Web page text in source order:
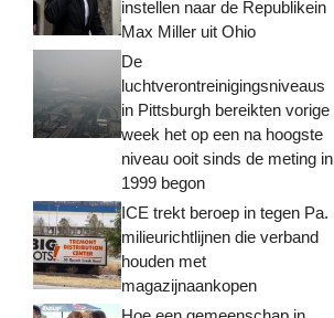
instellen naar de Republikein
Max Miller uit Ohio
De
luchtverontreinigingsniveaus
in Pittsburgh bereikten vorige
week het op een na hoogste
niveau ooit sinds de meting in
1999 begon
ICE trekt beroep in tegen Pa.
milieurichtlijnen die verband
houden met
magazijnaankopen